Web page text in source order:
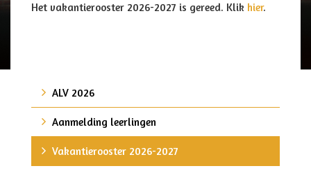
Het vakantierooster 2026-2027 is gereed. Klik hier.
ALV 2026
Aanmelding leerlingen
Vakantierooster 2026-2027